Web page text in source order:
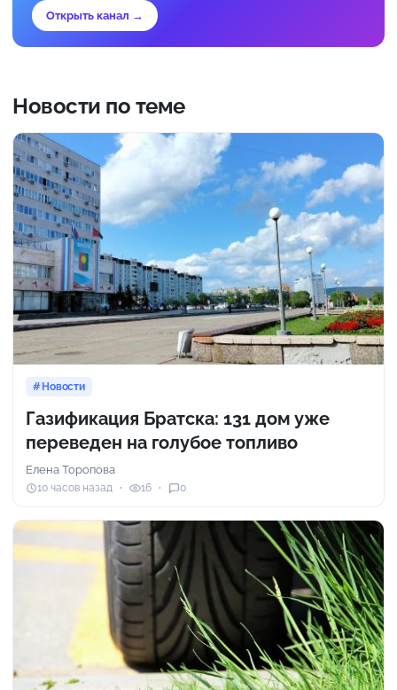
Открыть канал →
Новости по теме
Новости
Газификация Братска: 131 дом уже
переведен на голубое топливо
Елена Торопова
10 часов назад 16 0